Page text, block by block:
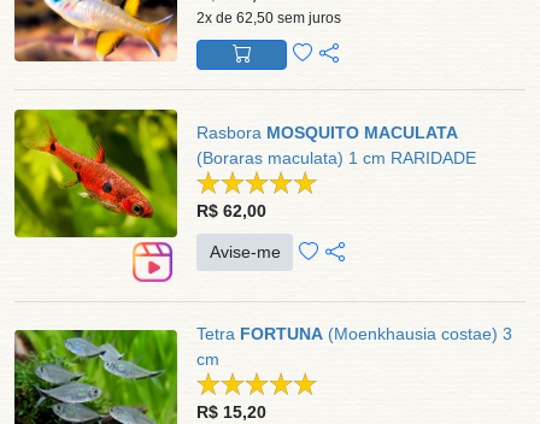
2x de 62,50 sem juros
Rasbora MOSQUITO MACULATA
(Boraras maculata) 1 cm RARIDADE
R$ 62,00
Avise-me
Tetra FORTUNA (Moenkhausia costae) 3
cm
R$ 15,20